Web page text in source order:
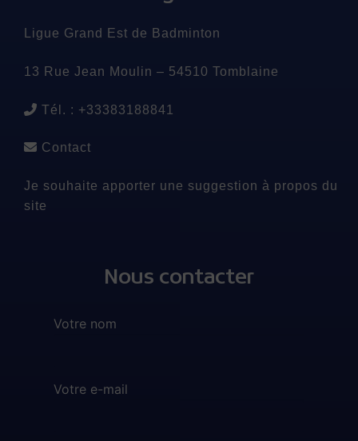
Ligue Grand Est de Badminton
13 Rue Jean Moulin – 54510 Tomblaine
Tél. : +33383188841
Contact
Je souhaite apporter une suggestion à propos du
site
Nous contacter
Votre nom
Votre e-mail